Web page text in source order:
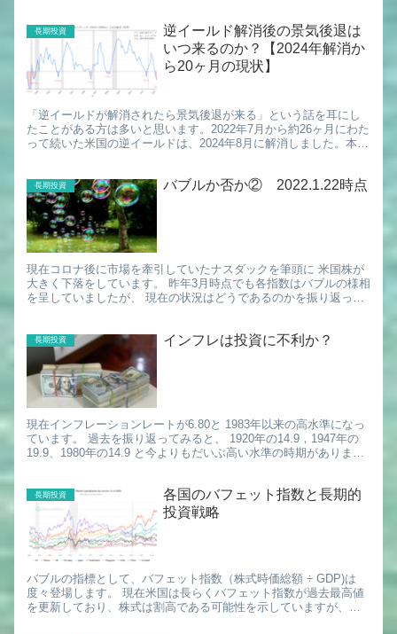
長期投資
逆イールド解消後の景気後退は
いつ来るのか？【2024年解消か
ら20ヶ月の現状】
「逆イールドが解消されたら景気後退が来る」という話を耳にし
たことがある方は多いと思います。2022年7月から約26ヶ月にわた
って続いた米国の逆イールドは、2024年8月に解消しました。本記
長期投資 バブルか否か② 2022.1.22時点
現在コロナ後に市場を牽引していたナスダックを筆頭に 米国株が
大きく下落をしています。 昨年3月時点でも各指数はバブルの様相
を呈していましたが、 現在の状況はどうであるのかを振り返って
長期投資 インフレは投資に不利か？
現在インフレーションレートが6.80と 1983年以来の高水準になっ
ています。 過去を振り返ってみると、 1920年の14.9，1947年の
19.9、1980年の14.9 と今よりもだいぶ高い水準の時期がありま
長期投資
各国のバフェット指数と長期的
投資戦略
バブルの指標として、バフェット指数（株式時価総額 ÷ GDP)は
度々登場します。 現在米国は長らくバフェット指数が過去最高値
を更新しており、株式は割高である可能性を示していますが、長